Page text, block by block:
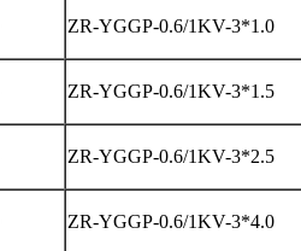
ZR-YGGP-0.6/1KV-3*1.0
ZR-YGGP-0.6/1KV-3*1.5
ZR-YGGP-0.6/1KV-3*2.5
ZR-YGGP-0.6/1KV-3*4.0